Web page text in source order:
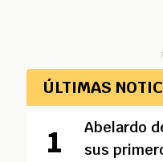
ÚLTIMAS
Abelardo
sus